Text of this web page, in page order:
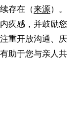
存在（来源）。
疚感，并鼓励您
重开放沟通、庆
助于您与亲人共